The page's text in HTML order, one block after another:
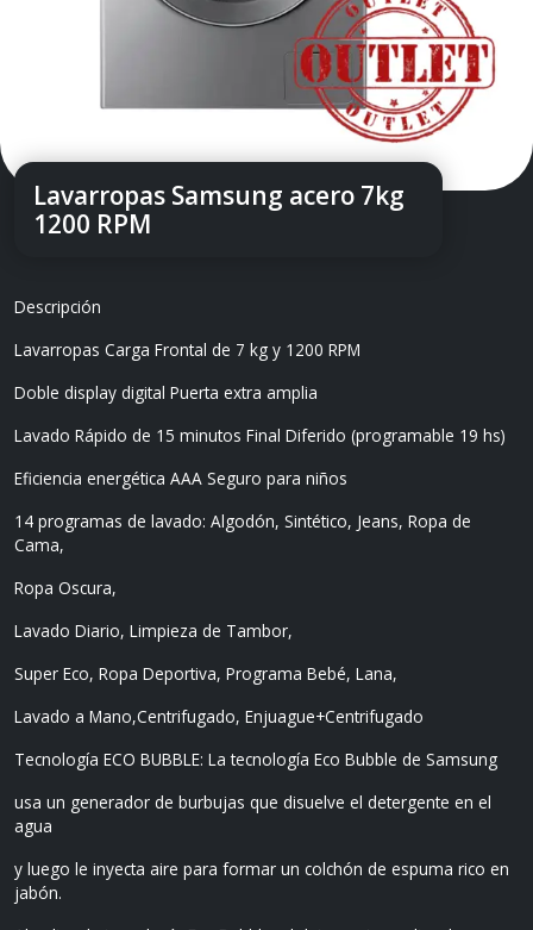
Lavarropas Samsung acero 7kg
1200 RPM
Descripción
Lavarropas Carga Frontal de 7 kg y 1200 RPM
Doble display digital Puerta extra amplia
Lavado Rápido de 15 minutos Final Diferido (programable 19 hs)
Eficiencia energética AAA Seguro para niños
14 programas de lavado: Algodón, Sintético, Jeans, Ropa de
Cama,
Ropa Oscura,
Lavado Diario, Limpieza de Tambor,
Super Eco, Ropa Deportiva, Programa Bebé, Lana,
Lavado a Mano,Centrifugado, Enjuague+Centrifugado
Tecnología ECO BUBBLE: La tecnología Eco Bubble de Samsung
usa un generador de burbujas que disuelve el detergente en el
agua
y luego le inyecta aire para formar un colchón de espuma rico en
jabón.